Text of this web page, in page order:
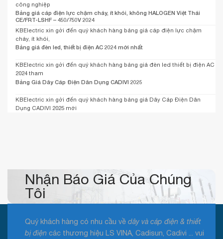
công nghiệp
Bảng giá cáp điện lực chậm cháy, ít khói, không HALOGEN Việt Thái
CE/FRT-LSHF – 450/750V 2024
KBElectric xin gởi đến quý khách hàng bảng giá cáp điện lực chậm
cháy, ít khói,
Bảng giá đèn led, thiết bị điện AC 2024 mới nhất
KBElectric xin gởi đến quý khách hàng bảng giá đèn led thiết bị điện AC
2024 tham
Bảng Giá Dây Cáp Điện Dân Dụng CADIVI 2025
KBElectric xin gởi đến quý khách hàng bảng giá Dây Cáp Điện Dân
Dụng CADIVI 2025 mới
Nhận Báo Giá Của Chúng
Tôi
Quý khách hàng có nhu cầu về dây và cáp điện & thiết
bị điện các thương hiệu LS VINA, Cadisun, Cadivi ... vui